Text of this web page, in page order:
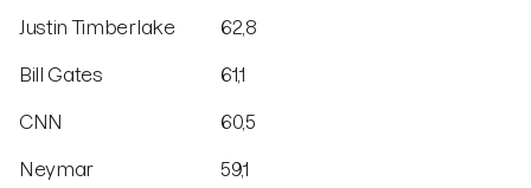
Justin Timberlake 62,8
Bill Gates 61,1
CNN 60,5
Neymar 59,1